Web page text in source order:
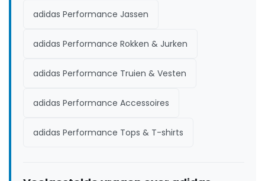
adidas Performance Jassen
adidas Performance Rokken & Jurken
adidas Performance Truien & Vesten
adidas Performance Accessoires
adidas Performance Tops & T-shirts